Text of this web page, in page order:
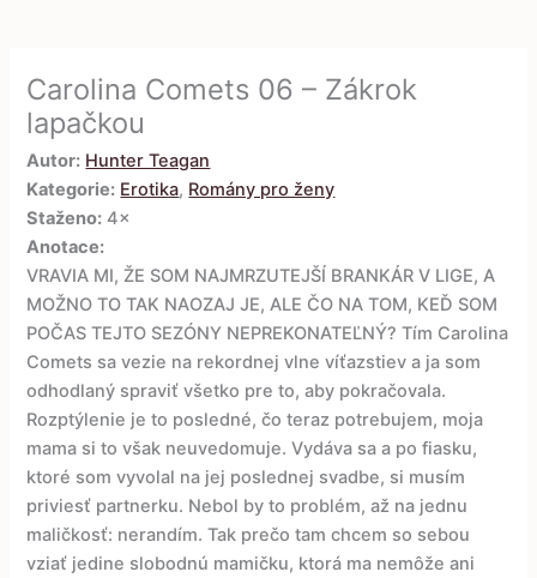
Carolina Comets 06 – Zákrok
lapačkou
Autor: Hunter Teagan
Kategorie: Erotika, Romány pro ženy
Staženo: 4×
Anotace:
VRAVIA MI, ŽE SOM NAJMRZUTEJŠÍ BRANKÁR V LIGE, A
MOŽNO TO TAK NAOZAJ JE, ALE ČO NA TOM, KEĎ SOM
POČAS TEJTO SEZÓNY NEPREKONATEĽNÝ? Tím Carolina
Comets sa vezie na rekordnej vlne víťazstiev a ja som
odhodlaný spraviť všetko pre to, aby pokračovala.
Rozptýlenie je to posledné, čo teraz potrebujem, moja
mama si to však neuvedomuje. Vydáva sa a po fiasku,
ktoré som vyvolal na jej poslednej svadbe, si musím
priviesť partnerku. Nebol by to problém, až na jednu
maličkosť: nerandím. Tak prečo tam chcem so sebou
vziať jedine slobodnú mamičku, ktorá ma nemôže ani